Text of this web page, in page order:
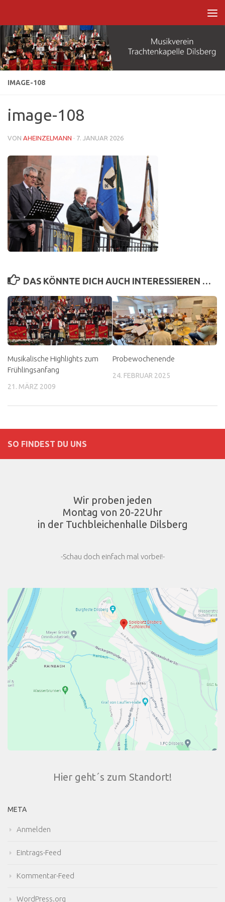
IMAGE-108
image-108
VON AHEINZELMANN · 7. JANUAR 2026
DAS KÖNNTE DICH AUCH INTERESSIEREN …
Musikalische Highlights zum
Frühlingsanfang
21. MÄRZ 2009
Probewochenende
24. FEBRUAR 2025
SO FINDEST DU UNS
Wir proben jeden
Montag von 20-22Uhr
in der Tuchbleichenhalle Dilsberg
-Schau doch einfach mal vorbei!-
Hier geht´s zum Standort!
META
Anmelden
Eintrags-Feed
Kommentar-Feed
WordPress.org